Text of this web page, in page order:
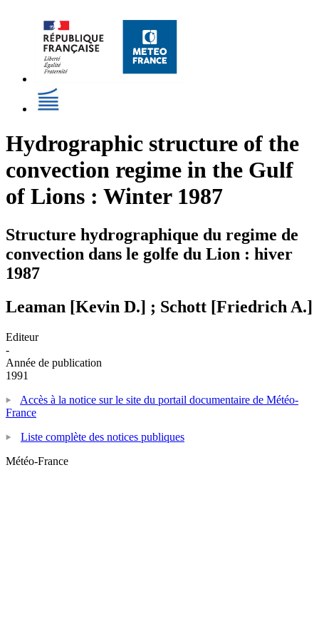
Hydrographic structure of the
convection regime in the Gulf
of Lions : Winter 1987
Structure hydrographique du regime de
convection dans le golfe du Lion : hiver
1987
Leaman [Kevin D.] ; Schott [Friedrich A.]
Editeur
-
Année de publication
1991
Accès à la notice sur le site du portail documentaire de Météo-
France
Liste complète des notices publiques
Météo-France